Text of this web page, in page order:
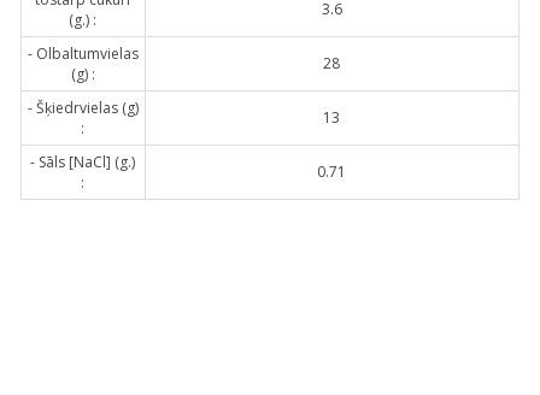
(g.) :
3.6
- Olbaltumvielas
(g) :
28
- Šķiedrvielas (g)
:
13
- Sāls [NaCl] (g.)
:
0.71